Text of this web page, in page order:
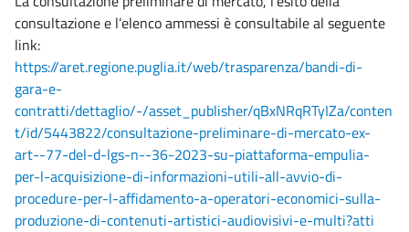
consultazione e l’elenco ammessi è consultabile al seguente
link:
https://aret.regione.puglia.it/web/trasparenza/bandi-di-
gara-e-
contratti/dettaglio/-/asset_publisher/qBxNRqRTyIZa/conten
t/id/5443822/consultazione-preliminare-di-mercato-ex-
art--77-del-d-lgs-n--36-2023-su-piattaforma-empulia-
per-l-acquisizione-di-informazioni-utili-all-avvio-di-
procedure-per-l-affidamento-a-operatori-economici-sulla-
produzione-di-contenuti-artistici-audiovisivi-e-multi?atti